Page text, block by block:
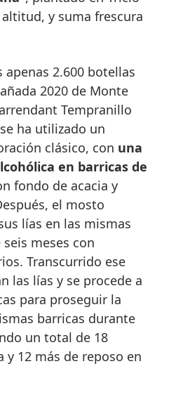
y suma frescura
apenas 2.600 botellas
2020 de Monte
Tempranillo
ha utilizado un
clásico, con una
en barricas de
fondo de acacia y
el mosto
lías en las mismas
meses con
Transcurrido ese
las lías y se procede a
para proseguir la
barricas durante
un total de 18
y 12 más de reposo en